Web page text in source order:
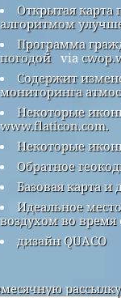
Открытая карта
алгоритмом
Программа
погодой via
Содержит
мониторинга
Некоторые
www.flaticon.com.
Некоторые
Обратное
Базовая карта и
Идеальное
воздухом во время
дизайн QUACO